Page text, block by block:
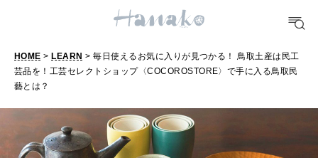
TRAVEL
どこ行く？
HOME > LEARN > 毎日使えるお気に入りが見つかる！ 鳥取土産は民工
芸品を！工芸セレクトショップ〈COCOROSTORE〉で手に入る鳥取民
藝とは？